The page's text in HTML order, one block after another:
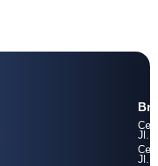
Jl.
Jl.